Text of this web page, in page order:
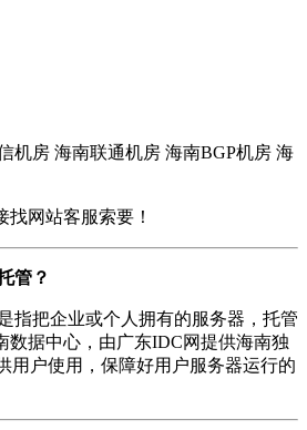
机房 海南联通机房 海南BGP机房 海
找网站客服索要！
管？
指把企业或个人拥有的服务器，托管
数据中心，由广东IDC网提供海南独
用户使用，保障好用户服务器运行的